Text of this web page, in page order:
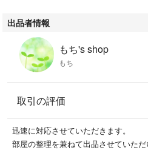
出品者情報
もち's shop
もち
取引の評価
迅速に対応させていただきます。
部屋の整理を兼ねて出品させていた